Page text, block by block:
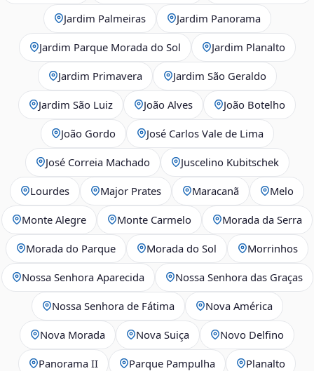
Jardim Palmeiras Jardim Panorama
Jardim Parque Morada do Sol Jardim Planalto
Jardim Primavera Jardim São Geraldo
Jardim São Luiz João Alves João Botelho
João Gordo José Carlos Vale de Lima
José Correia Machado Juscelino Kubitschek
Lourdes Major Prates Maracanã Melo
Monte Alegre Monte Carmelo Morada da Serra
Morada do Parque Morada do Sol Morrinhos
Nossa Senhora Aparecida Nossa Senhora das Graças
Nossa Senhora de Fátima Nova América
Nova Morada Nova Suiça Novo Delfino
Panorama II Parque Pampulha Planalto